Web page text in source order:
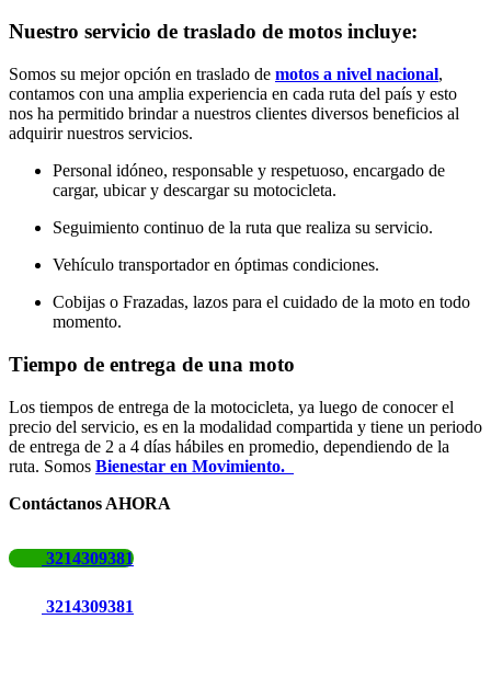
Nuestro servicio de traslado de motos incluye:
Somos su mejor opción en traslado de motos a nivel nacional,
contamos con una amplia experiencia en cada ruta del país y esto
nos ha permitido brindar a nuestros clientes diversos beneficios al
adquirir nuestros servicios.
Personal idóneo, responsable y respetuoso, encargado de
cargar, ubicar y descargar su motocicleta.
Seguimiento continuo de la ruta que realiza su servicio.
Vehículo transportador en óptimas condiciones.
Cobijas o Frazadas, lazos para el cuidado de la moto en todo
momento.
Tiempo de entrega de una moto
Los tiempos de entrega de la motocicleta, ya luego de conocer el
precio del servicio, es en la modalidad compartida y tiene un periodo
de entrega de 2 a 4 días hábiles en promedio, dependiendo de la
ruta. Somos Bienestar en Movimiento.
Contáctanos AHORA
3214309381
3214309381